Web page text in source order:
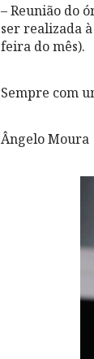
– Reunião do
ser realizada
feira do mês).
Sempre com
Ângelo Moura